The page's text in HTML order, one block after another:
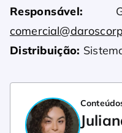
Responsável:
Distribuição: